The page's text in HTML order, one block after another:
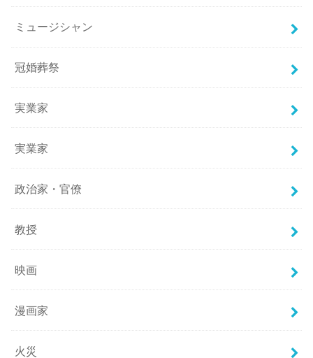
ミュージシャン
冠婚葬祭
実業家
実業家
政治家・官僚
教授
映画
漫画家
火災